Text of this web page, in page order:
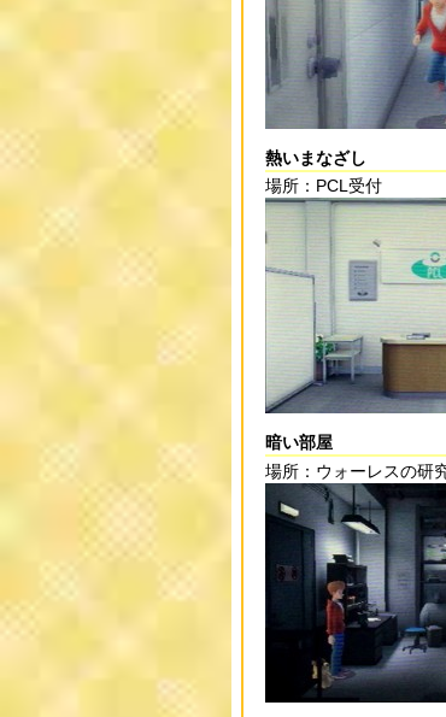
熱いまなざし
場所：PCL受付
暗い部屋
場所：ウォーレスの研